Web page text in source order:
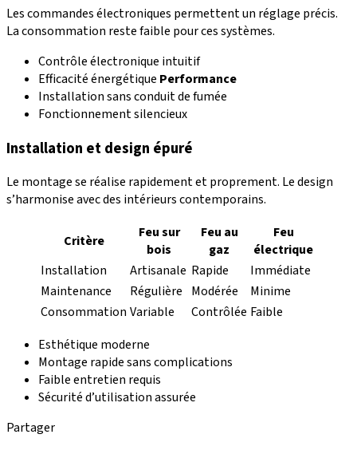
Les commandes électroniques permettent un réglage précis.
La consommation reste faible pour ces systèmes.
Contrôle électronique intuitif
Efficacité énergétique Performance
Installation sans conduit de fumée
Fonctionnement silencieux
Installation et design épuré
Le montage se réalise rapidement et proprement. Le design
s’harmonise avec des intérieurs contemporains.
Critère
Feu sur
bois
Feu au
gaz
Feu
électrique
Installation
Artisanale Rapide
Immédiate
Maintenance
Régulière Modérée
Minime
Consommation Variable Contrôlée Faible
Esthétique moderne
Montage rapide sans complications
Faible entretien requis
Sécurité d’utilisation assurée
Partager